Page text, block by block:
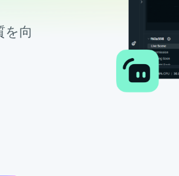
を向